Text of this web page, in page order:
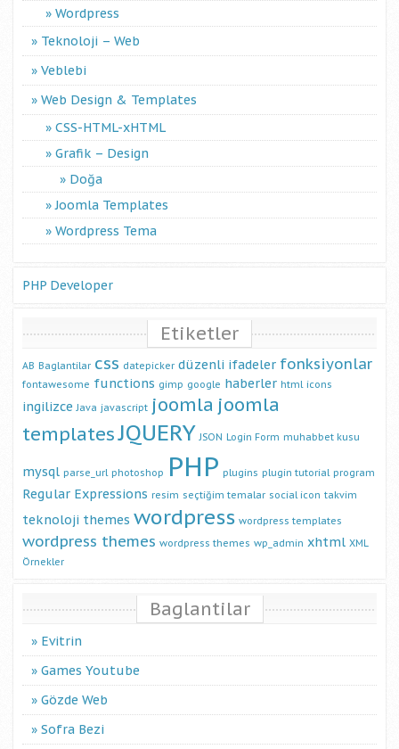
Wordpress
Teknoloji – Web
Veblebi
Web Design & Templates
CSS-HTML-xHTML
Grafik – Design
Doğa
Joomla Templates
Wordpress Tema
PHP Developer
Etiketler
AB Baglantilar css datepicker düzenli ifadeler fonksiyonlar
fontawesome functions gimp google haberler html icons
ingilizce Java javascript joomla joomla
templatesJQUERY JSON Login Form muhabbet kusu
mysql parse_url photoshop PHP plugins plugin tutorial program
Regular Expressions resim seçtiğim temalar social icon takvim
teknoloji themes wordpress wordpress templates
wordpress themes wordpress themes wp_admin xhtml XML
Örnekler
Baglantilar
Evitrin
Games Youtube
Gözde Web
Sofra Bezi